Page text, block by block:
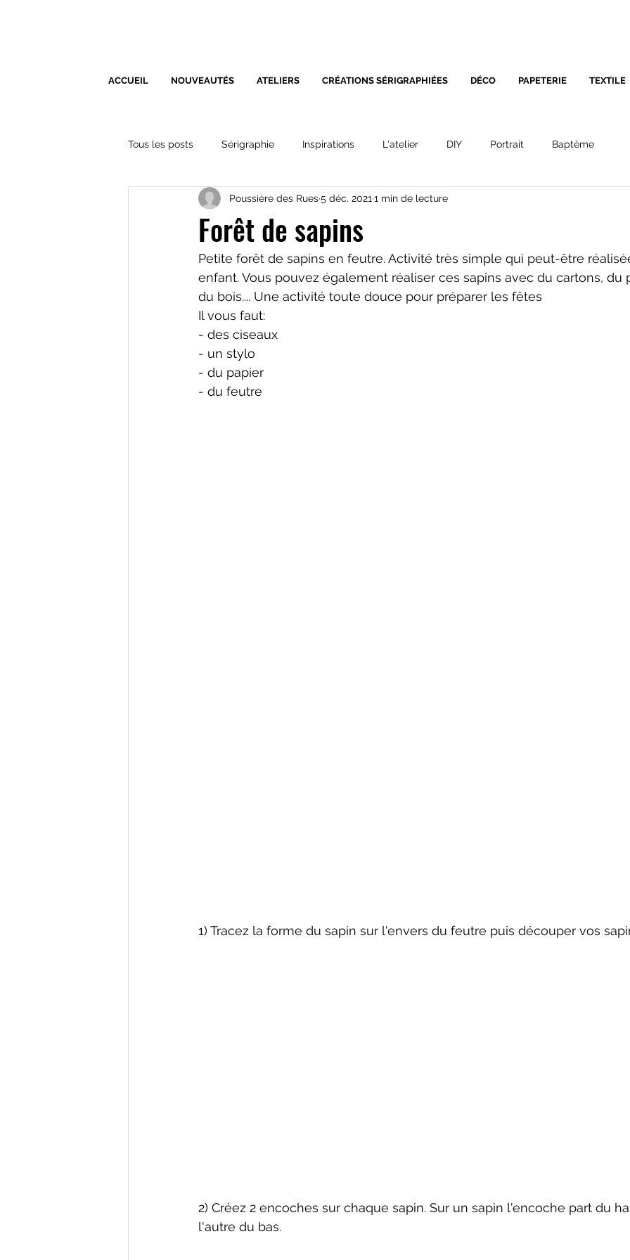
ACCUEIL NOUVEAUTÉS ATELIERS CRÉATIONS SÉRIGRAPHIÉES DÉCO PAPETERIE TEXTILE
Tous les posts Sérigraphie Inspirations L'atelier DIY Portrait Baptême
Forêt de sapins
Poussière des Rues5 déc. 2021 1 min de lecture
Petite forêt de sapins en feutre. Activité très simple qui peut-être
enfant. Vous pouvez également réaliser ces sapins avec du cartons, du
du bois.... Une activité toute douce pour préparer les fêtes
Il vous faut:
- des ciseaux
- un stylo
- du papier
- du feutre
1) Tracez la forme du sapin sur l'envers du feutre puis découper vos
2) Créez 2 encoches sur chaque sapin. Sur un sapin l'encoche part du
l'autre du bas.